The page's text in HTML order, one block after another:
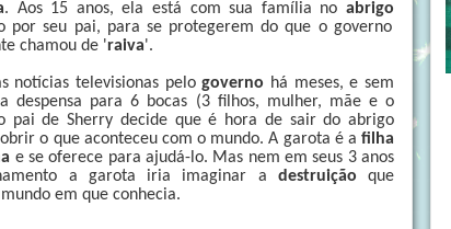
. Aos 15 anos, ela está com sua família no abrigo
por seu pai, para se protegerem do que o governo
chamou de 'raiva'.
notícias televisionas pelogoverno há meses, e sem
despensa para 6 bocas (3 filhos, mulher, mãe e o
pai de Sherry decide que é hora de sair do abrigo
o que aconteceu com o mundo. A garota é a filha
e se oferece para ajudá-lo. Mas nem em seus 3 anos
a garota iria imaginar a destruição que
em que conhecia.